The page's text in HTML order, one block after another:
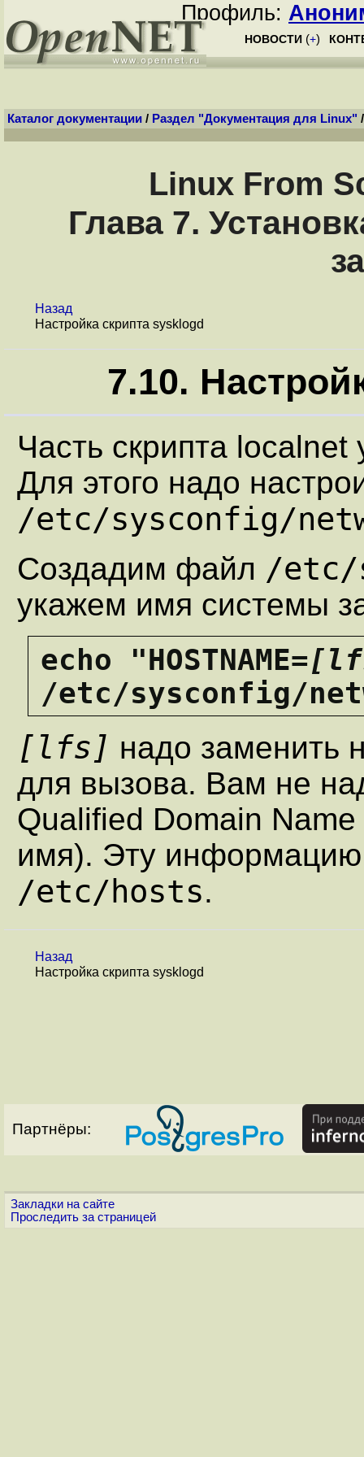
Профиль:
НОВОСТИ (+)
Каталог документации / Раздел "Документация для Linux"
Linux From
Глава 7.
Назад
Настройка скрипта sysklogd
7.10.
Часть скрипта
Для этого надо
/etc/sysconfig/
Создадим файл /etc/
укажем имя системы
echo "HOSTNAME=
/etc/sysconfig/
[lfs] надо заменить
для вызова. Вам не
Qualified Domain
имя). Эту
/etc/hosts.
Назад
Настройка скрипта sysklogd
Партнёры:
Закладки на сайте
Проследить за страницей